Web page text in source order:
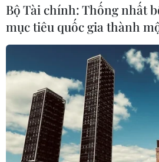
Bộ Tài chính: Thống nhất
mục tiêu quốc gia thành